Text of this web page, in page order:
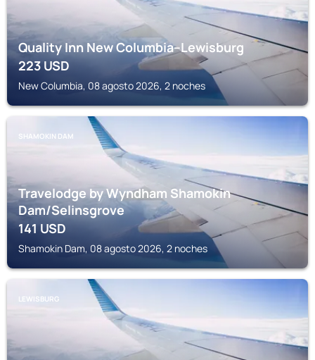
Quality Inn New Columbia–Lewisburg
223USD
New Columbia, 08 agosto 2026, 2 noches
SHAMOKIN DAM
Travelodge by Wyndham Shamokin
Dam/Selinsgrove
141USD
Shamokin Dam, 08 agosto 2026, 2 noches
LEWISBURG